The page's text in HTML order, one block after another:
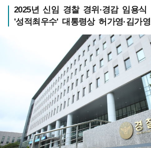
2025년 신임 경찰 경위·경감 임용식
'성적최우수' 대통령상 허가영·김가영